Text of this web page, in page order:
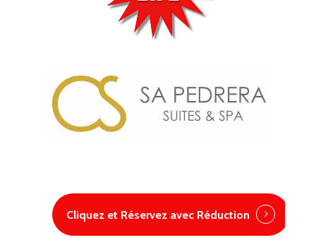
Cliquez et Réservez avec Réduction